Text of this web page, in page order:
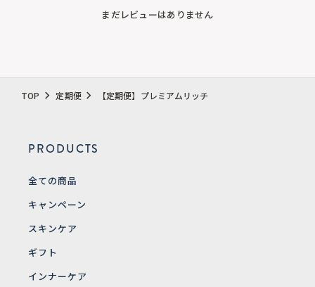
まだレビューはありません
TOP 定期便 【定期便】プレミアムリッチ
PRODUCTS
全ての商品
キャンペーン
スキンケア
ギフト
インナーケア